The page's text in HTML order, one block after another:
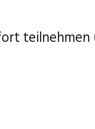
teilnehmen